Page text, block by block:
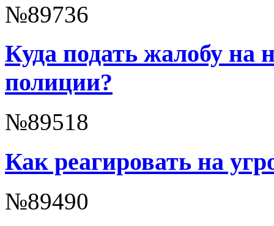
№89736
Куда подать жалобу на
полиции?
№89518
Как реагировать на
№89490